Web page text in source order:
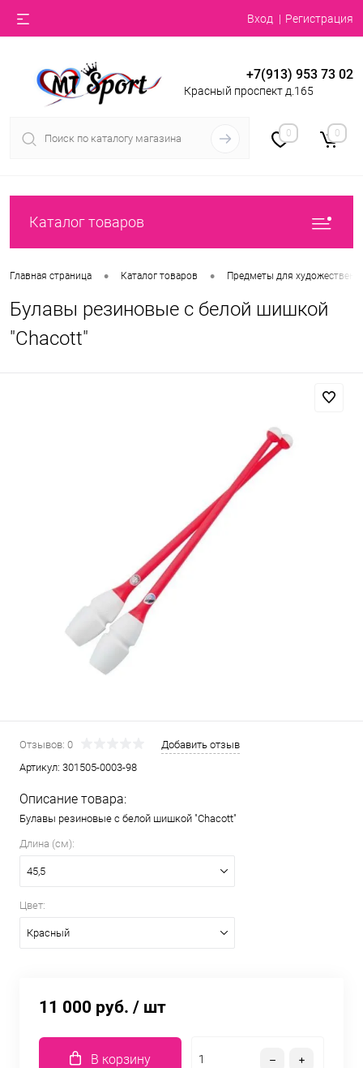
Вход Регистрация
+7(913) 953 73 02
Красный проспект д.165
0 0
Каталог товаров
Главная страница • Каталог товаров • Предметы для
Булавы резиновые с белой шишкой
"Chacott"
Отзывов: 0
Добавить отзыв
Артикул: 301505-0003-98
Описание товара:
Булавы резиновые с белой шишкой "Chacott"
Длина (см):
45,5
Цвет:
Красный
11 000 руб. / шт
В корзину